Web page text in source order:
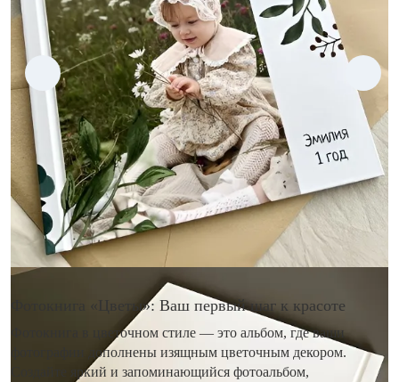
Фотокнига «Цветы»: Ваш первый шаг к красоте
Фотокнига в цветочном стиле — это альбом, где ваши
фотографии дополнены изящным цветочным декором.
Создайте яркий и запоминающийся фотоальбом,